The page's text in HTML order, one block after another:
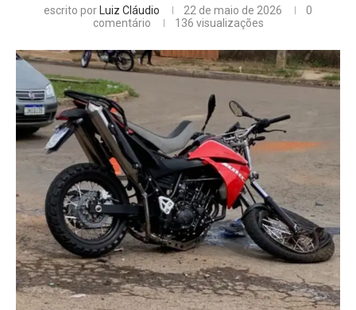
escrito por Luiz Cláudio 22 de maio de 2026
0
comentário
136 visualizações